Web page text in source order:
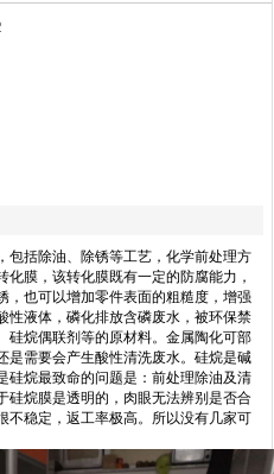
包括除油、除锈等工艺，化学前处理方
膜，该转化膜既有一定的防腐能力，
，也可以增加零件表面的粗糙度，增强
性液体，磷化排放含磷废水，被环保禁
硅烷偶联剂等的原材料。金属陶化可部
是需要会产生酸性清洗废水。硅烷是碱
硅烷最致命的问题是：前处理除油及清
硅烷膜是透明的，肉眼无法辨别是否合
不稳定，返工率极高。所以没有几家可